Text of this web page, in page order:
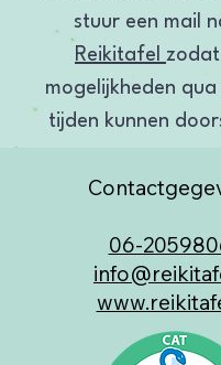
stuur een mail
Reikitafel
mogelijkheden
tijden kunnen
​06-